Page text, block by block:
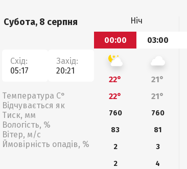
Субота, 8 серпня
Схід:
05:17
Захід:
20:21
Температура С°
Відчувається як
Тиск, мм
Вологість, %
Вітер, м/с
Ймовірність опадів, %
Ніч
00:00
03:00
22° 21°
22°
21°
760 760
83
81
2
3
2
4